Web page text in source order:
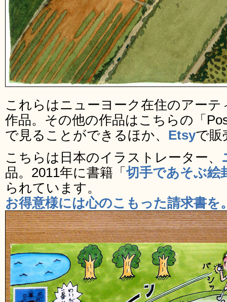
これらはニューヨーク在住のアーテ
作品。その他の作品はこちらの「
で見ることができるほか、 Etsyで販
こちらは日本のイラストレーター、
品。2011年に書籍「 切手であそぶ絵
られています。
お得意様には心のこもった請求書